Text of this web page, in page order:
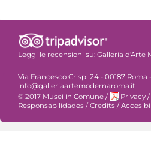
Leggi le recensioni su: Galleria d'Arte
Via Francesco Crispi 24 - 00187 Roma
info@galleriaartemodernaroma.it
© 2017 Musei in Comune / Privacy /
Responsabilidades / Credits /